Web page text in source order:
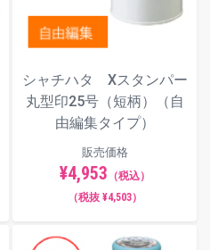
シャチハタ Xスタンパー
丸型印25号（短柄）（自
由編集タイプ）
販売価格
¥4,953 （税込）
（税抜 ¥4,503）